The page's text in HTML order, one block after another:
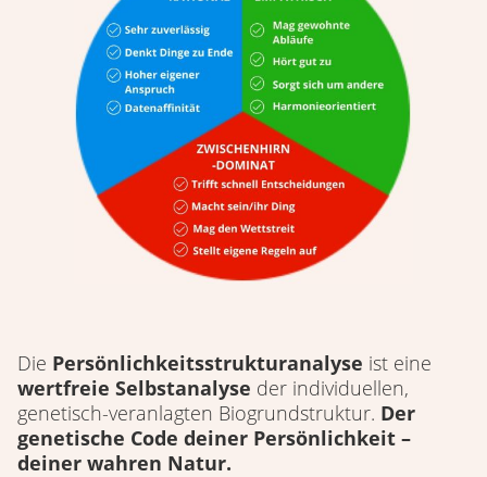
Die Persönlichkeitsstrukturanalyse ist eine
wertfreie Selbstanalyse der individuellen,
genetisch-veranlagten Biogrundstruktur. Der
genetische Code deiner Persönlichkeit –
deiner wahren Natur.